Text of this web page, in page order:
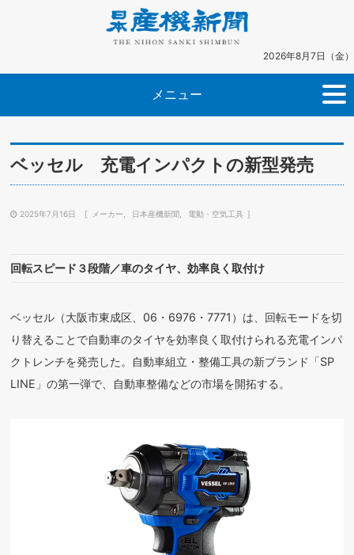
2026年8月7日（金）
メニュー
ベッセル 充電インパクトの新型発売
2025年7月16日 メーカー 日本産機新聞 電動・空気工具
回転スピード３段階／車のタイヤ、効率良く取付け
ベッセル（大阪市東成区、06・6976・7771）は、回転モードを切
り替えることで自動車のタイヤを効率良く取付けられる充電インパ
クトレンチを発売した。自動車組立・整備工具の新ブランド「SP
LINE」の第一弾で、自動車整備などの市場を開拓する。